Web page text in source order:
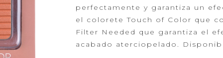
Powder
Primer
perfectamente y garantiza un
el colorete Touch of Color que
Filter Needed que garantiza el
acabado aterciopelado.